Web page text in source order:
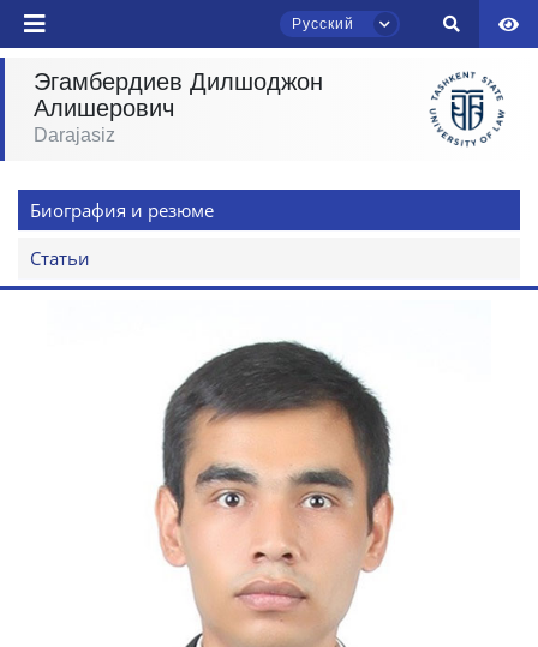
Русский
Эгамбердиев Дилшоджон
Алишерович
Darajasiz
Биография и резюме
Статьи
Чат приёмной комиссии ТГЮУ
Здравствуйте! Добро пожаловать в чат
приёмной комиссии ТГЮУ.
Выберите тему — затем появятся
конкретные вопросы:
1. Документы (бакалавр) (5)
4. Собеседование (магистр) (5)
6. Онлайн-заявки (15) 7. Колл-центр (4)
8. Квота (бакалавриат) (1)